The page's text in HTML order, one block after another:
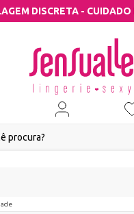
DISCRETA - CUIDADO